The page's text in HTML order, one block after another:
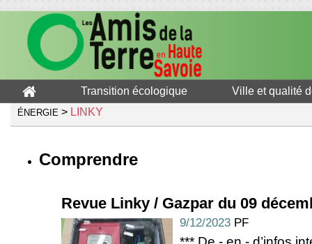
Transition écologique Ville et qualité
ÉNERGIE > LINKY
Comprendre
Revue Linky / Gazpar du 09
9/12/2023 PF